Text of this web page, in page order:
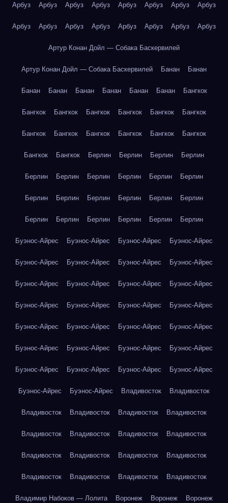
Арбуз Арбуз Арбуз Арбуз Арбуз Арбуз Арбуз Арбуз
Арбуз Арбуз Арбуз Арбуз Арбуз Арбуз Арбуз Арбуз
Артур Конан Дойл — Собака Баскервилей
Артур Конан Дойл — Собака Баскервилей Банан Банан
Банан Банан Банан Банан Банан Банан Бангкок
Бангкок Бангкок Бангкок Бангкок Бангкок Бангкок
Бангкок Бангкок Бангкок Бангкок Бангкок Бангкок
Бангкок Бангкок Берлин Берлин Берлин Берлин
Берлин Берлин Берлин Берлин Берлин Берлин
Берлин Берлин Берлин Берлин Берлин Берлин
Берлин Берлин Берлин Берлин Берлин Берлин
Буэнос-Айрес Буэнос-Айрес Буэнос-Айрес Буэнос-Айрес
Буэнос-Айрес Буэнос-Айрес Буэнос-Айрес Буэнос-Айрес
Буэнос-Айрес Буэнос-Айрес Буэнос-Айрес Буэнос-Айрес
Буэнос-Айрес Буэнос-Айрес Буэнос-Айрес Буэнос-Айрес
Буэнос-Айрес Буэнос-Айрес Буэнос-Айрес Буэнос-Айрес
Буэнос-Айрес Буэнос-Айрес Буэнос-Айрес Буэнос-Айрес
Буэнос-Айрес Буэнос-Айрес Буэнос-Айрес Буэнос-Айрес
Буэнос-Айрес Буэнос-Айрес Владивосток Владивосток
Владивосток Владивосток Владивосток Владивосток
Владивосток Владивосток Владивосток Владивосток
Владивосток Владивосток Владивосток Владивосток
Владивосток Владивосток Владивосток Владивосток
Владимир Набоков — Лолита Воронеж Воронеж Воронеж